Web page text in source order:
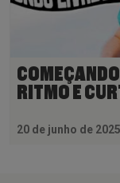
RITMO E
20 de junho de 2025